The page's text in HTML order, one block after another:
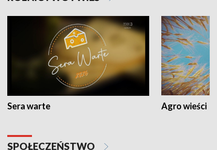
Sera warte Agro wieści
SPOŁECZEŃSTWO